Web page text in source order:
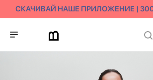
СКАЧИВАЙ НАШЕ ПРИЛОЖЕНИЕ | 3000